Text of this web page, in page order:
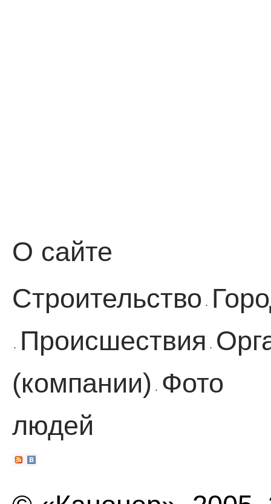
О сайте
Строительство ·
· Происшествия ·
(компании)
·
Фото
людей